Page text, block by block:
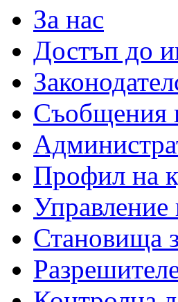
За нас
Достъп до
Съобщения
Профил на
Управление
Становища